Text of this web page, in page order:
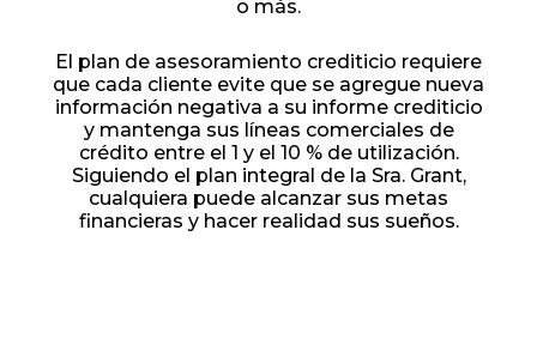
o más.
El plan de asesoramiento crediticio requiere
que cada cliente evite que se agregue nueva
información negativa a su informe crediticio
y mantenga sus líneas comerciales de
crédito entre el 1 y el 10 % de utilización.
Siguiendo el plan integral de la Sra. Grant,
cualquiera puede alcanzar sus metas
financieras y hacer realidad sus sueños.